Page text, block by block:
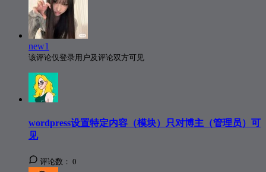
new1
该评论仅登录用户及评论双方可见
wordpress设置特定内容（模块）只对博主（管理员）可
见
评论数： 0